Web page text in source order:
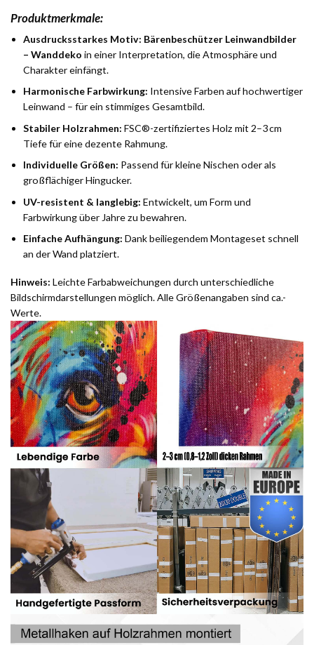
Produktmerkmale:
Ausdrucksstarkes Motiv: Bärenbeschützer Leinwandbilder
– Wanddeko in einer Interpretation, die Atmosphäre und
Charakter einfängt.
Harmonische Farbwirkung: Intensive Farben auf hochwertiger
Leinwand – für ein stimmiges Gesamtbild.
Stabiler Holzrahmen: FSC®-zertifiziertes Holz mit 2–3 cm
Tiefe für eine dezente Rahmung.
Individuelle Größen: Passend für kleine Nischen oder als
großflächiger Hingucker.
UV-resistent & langlebig: Entwickelt, um Form und
Farbwirkung über Jahre zu bewahren.
Einfache Aufhängung: Dank beiliegendem Montageset schnell
an der Wand platziert.
Hinweis: Leichte Farbabweichungen durch unterschiedliche
Bildschirmdarstellungen möglich. Alle Größenangaben sind ca.-
Werte.